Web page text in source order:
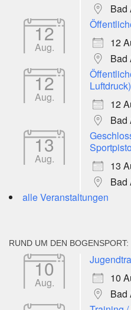
Bad
12
Aug.
12
Bad
12
Aug.
Luftdruck)
12
Bad
13
Aug.
13
Bad
alle Veranstaltungen
RUND UM DEN BOGENSPORT:
10
Aug.
10
Bad